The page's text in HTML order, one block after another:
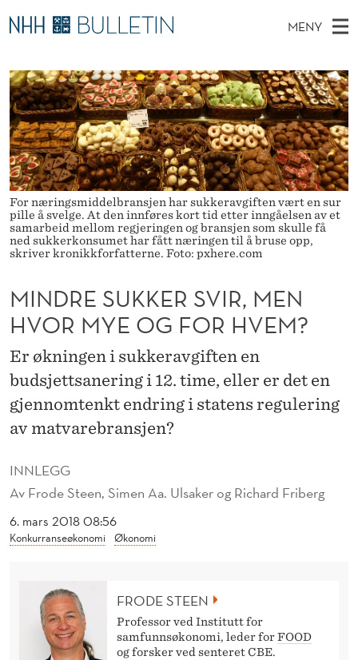
M
N
D
R
E
S
U
K
E
R
S
V
M
E
MENY
O
V
E
D
M
E
N
Y
Ø
K
I
N
E
T
T
S
T
E
D
E
T
Stipendiater og nye forskerprofiler
Disputaser
Ekspertutvalg
Om Bulletin
For næringsmiddelbransjen har sukkeravgiften vært en sur
pille å svelge. At den innføres kort tid etter inngåelsen av et
samarbeid mellom regjeringen og bransjen som skulle få
ned sukkerkonsumet har fått næringen til å bruse opp,
skriver kronikkforfatterne. Foto: pxhere.com
INNLEGG
Av Frode Steen, Simen Aa. Ulsaker og Richard Friberg
6. mars 2018 08:56
Konkurranseøkonomi Økonomi
MINDRE SUKKER SVIR, MEN
HVOR MYE OG FOR HVEM?
Er økningen i sukkeravgiften en
budsjettsanering i 12. time, eller er det en
gjennomtenkt endring i statens regulering
av matvarebransjen?
FRODE STEEN
Professor ved Institutt for
samfunnsøkonomi, leder forFOOD
og forsker ved senteret CBE.